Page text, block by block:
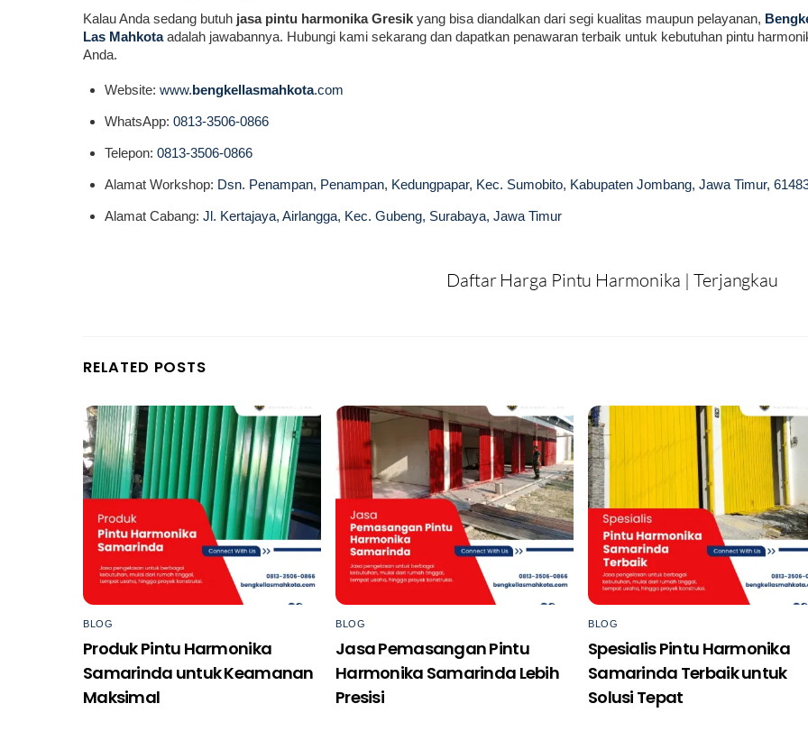
Kalau Anda sedang butuh jasa pintu harmonika Gresik yang bisa diandalkan dari segi kualitas maupun pelayanan,
Las Mahkotaadalah jawabannya. Hubungi kami sekarang dan dapatkan penawaran terbaik untuk kebutuhan pintu
Anda.
Website: www.bengkellasmahkota.com
WhatsApp: 0813-3506-0866
Telepon: 0813-3506-0866
Alamat Workshop: Dsn. Penampan, Penampan, Kedungpapar, Kec. Sumobito, Kabupaten Jombang, Jawa Timur,
Alamat Cabang: Jl. Kertajaya, Airlangga, Kec. Gubeng, Surabaya, Jawa Timur
Daftar Harga Pintu Harmonika | Terjangkau
RELATED POSTS
BLOG
Produk Pintu Harmonika
Samarinda untuk Keamanan
Maksimal
BLOG
Jasa Pemasangan Pintu
Harmonika Samarinda Lebih
Presisi
BLOG
Spesialis Pintu Harmonika
Samarinda Terbaik untuk
Solusi Tepat